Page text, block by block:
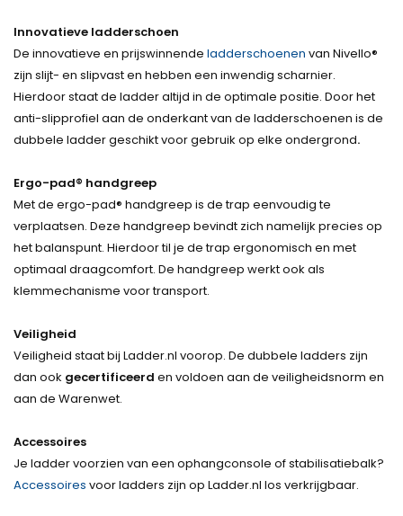
Innovatieve ladderschoen
De innovatieve en prijswinnende ladderschoenen van Nivello®
zijn slijt- en slipvast en hebben een inwendig scharnier.
Hierdoor staat de ladder altijd in de optimale positie. Door het
anti-slipprofiel aan de onderkant van de ladderschoenen is de
dubbele ladder geschikt voor gebruik op elke ondergrond.
Ergo-pad® handgreep
Met de ergo-pad® handgreep is de trap eenvoudig te
verplaatsen. Deze handgreep bevindt zich namelijk precies op
het balanspunt. Hierdoor til je de trap ergonomisch en met
optimaal draagcomfort. De handgreep werkt ook als
klemmechanisme voor transport.
Veiligheid
Veiligheid staat bij Ladder.nl voorop. De dubbele ladders zijn
dan ook gecertificeerd en voldoen aan de veiligheidsnorm en
aan de Warenwet.
Accessoires
Je ladder voorzien van een ophangconsole of stabilisatiebalk?
Accessoires voor ladders zijn op Ladder.nl los verkrijgbaar.